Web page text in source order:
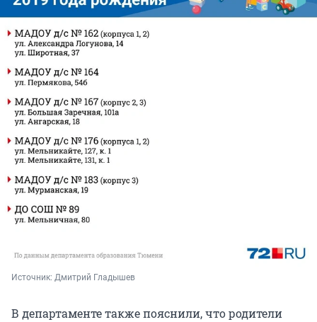
Источник: Дмитрий Гладышев
В департаменте также пояснили, что родители